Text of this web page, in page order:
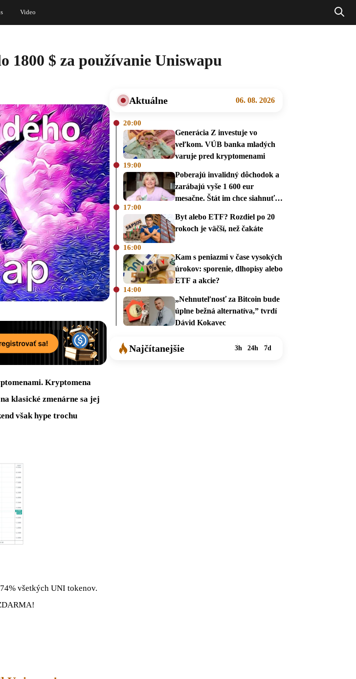
Video
1800 $ za používanie Uniswapu
Kryptomena
klasické zmenárne sa jej
však hype trochu
všetkých UNI tokenov.
Aktuálne 06. 08. 2026
20:00
Generácia Z investuje vo
veľkom. VÚB banka mladých
varuje pred kryptomenami
19:00
Poberajú invalidný dôchodok a
zarábajú vyše 1 600 eur
mesačne. Štát im chce siahnuť
17:00
Byt alebo ETF? Rozdiel po 20
rokoch je väčší, než čakáte
16:00
Kam s peniazmi v čase vysokých
úrokov: sporenie, dlhopisy alebo
ETF a akcie?
14:00
„Nehnuteľnosť za Bitcoin bude
úplne bežná alternatíva,” tvrdí
Dávid Kokavec
Najčítanejšie 3h 24h 7d